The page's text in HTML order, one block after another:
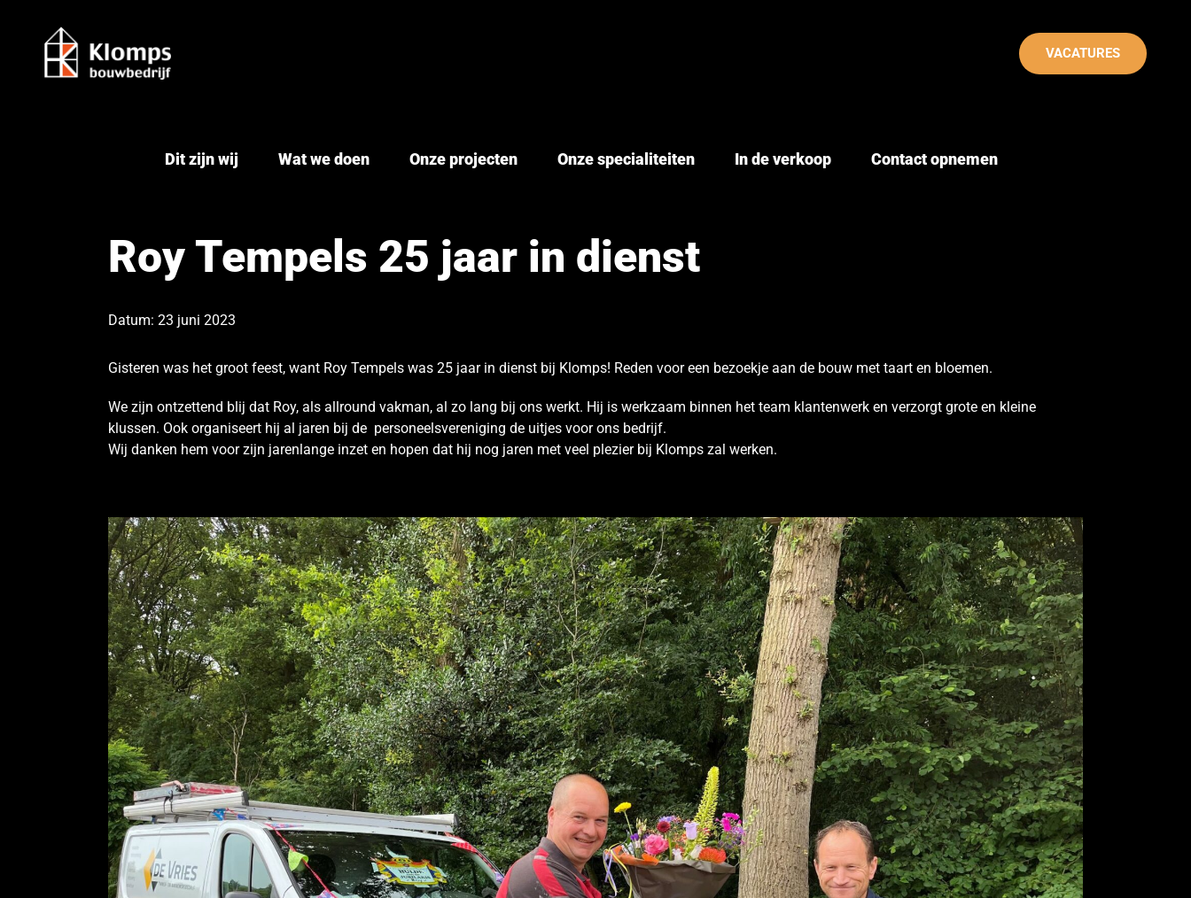
VACATURES
Dit zijn wij Wat we doen Onze projecten Onze specialiteiten In de verkoop Contact opnemen
Roy Tempels 25 jaar in dienst
Datum: 23 juni 2023
Gisteren was het groot feest, want Roy Tempels was 25 jaar in dienst bij Klomps! Reden voor een bezoekje aan de bouw met taart en bloemen.
We zijn ontzettend blij dat Roy, als allround vakman, al zo lang bij ons werkt. Hij is werkzaam binnen het team klantenwerk en verzorgt grote en kleine
klussen. Ook organiseert hij al jaren bij de personeelsvereniging de uitjes voor ons bedrijf.
Wij danken hem voor zijn jarenlange inzet en hopen dat hij nog jaren met veel plezier bij Klomps zal werken.